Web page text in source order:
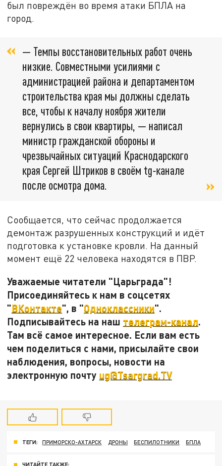
был повреждён во время атаки БПЛА на
город.
— Темпы восстановительных работ очень
низкие. Совместными усилиями с
администрацией района и департаментом
строительства края мы должны сделать
все, чтобы к началу ноября жители
вернулись в свои квартиры, — написал
министр гражданской обороны и
чрезвычайных ситуаций Краснодарского
края Сергей Штриков в своём tg-канале
после осмотра дома.
Сообщается, что сейчас продолжается
демонтаж разрушенных конструкций и идёт
подготовка к установке кровли. На данный
момент ещё 22 человека находятся в ПВР.
Уважаемые читатели "Царьграда"!
Присоединяйтесь к нам в соцсетях
"ВКонтакте", в "Одноклассники".
Подписывайтесь на наш телеграм-канал.
Там всё самое интересное. Если вам есть
чем поделиться с нами, присылайте свои
наблюдения, вопросы, новости на
электронную почту ug@Tsargrad.TV
ТЕГИ: ПРИМОРСКО-АХТАРСК ДРОНЫ БЕСПИЛОТНИКИ БПЛА
ЧИТАЙТЕ ТАКЖЕ: